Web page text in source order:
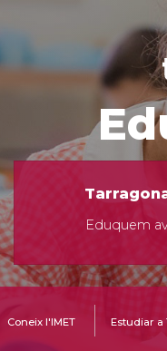
Eduquem
Coneix l'IMET Estudiar a